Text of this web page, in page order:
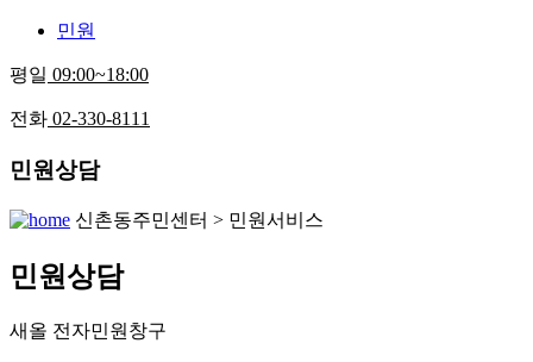
민원
평일 09:00~18:00
전화 02-330-8111
민원상담
신촌동주민센터 > 민원서비스
민원상담
새올 전자민원창구